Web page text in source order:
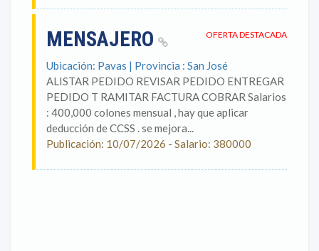
OFERTA DESTACADA
MENSAJERO
Ubicación: Pavas | Provincia : San José
ALISTAR PEDIDO REVISAR PEDIDO ENTREGAR
PEDIDO T RAMITAR FACTURA COBRAR Salarios
: 400,000 colones mensual , hay que aplicar
deducción de CCSS . se mejora...
Publicación: 10/07/2026 - Salario: 380000